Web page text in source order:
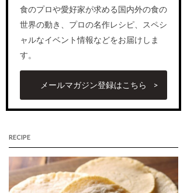
食のプロや愛好家が求める国内外の食の
世界の動き、プロの名作レシピ、スペシ
ャルなイベント情報などをお届けしま
す。
メールマガジン登録はこちら
RECIPE